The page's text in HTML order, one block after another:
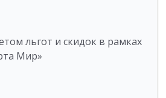
льгот и скидок в рамках
Мир»